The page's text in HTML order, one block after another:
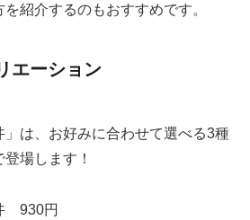
紹介するのもおすすめです。
エーション
は、お好みに合わせて選べる3種
場します！
930円